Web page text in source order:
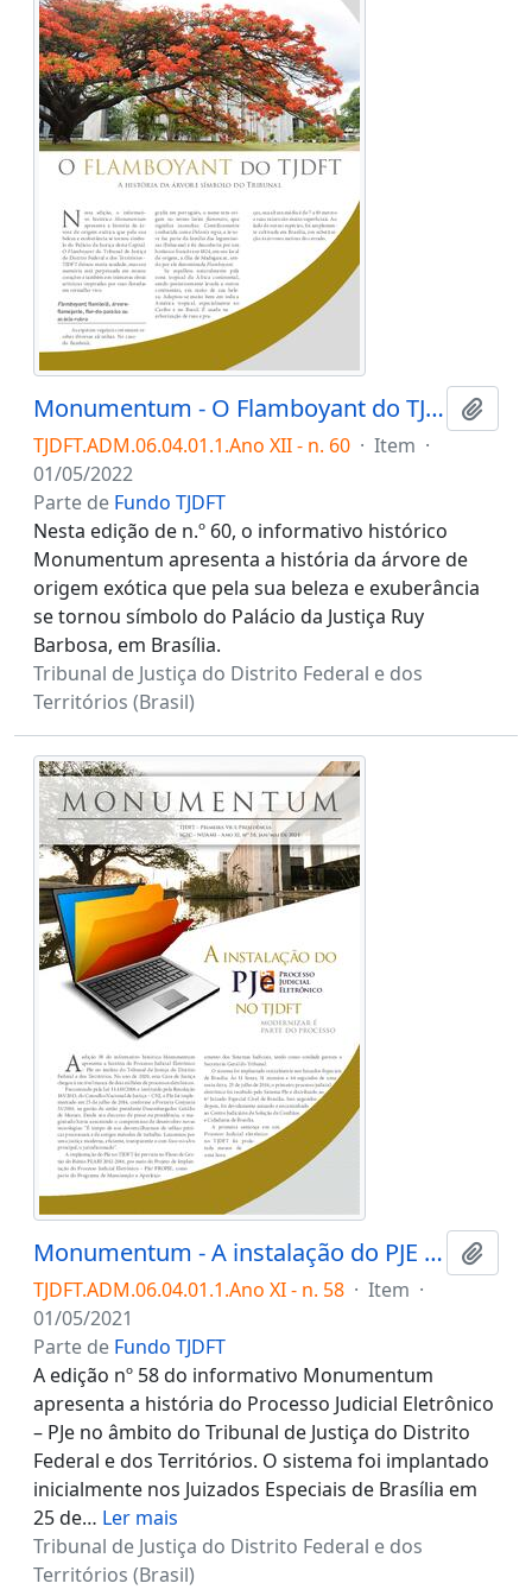
Monumentum - O Flamboyant do TJDFT: a história da árvore símbolo do Tribunal
TJDFT.ADM.06.04.01.1.Ano XII - n. 60 · Item ·
01/05/2022
Parte de Fundo TJDFT
Nesta edição de n.º 60, o informativo histórico
Monumentum apresenta a história da árvore de
origem exótica que pela sua beleza e exuberância
se tornou símbolo do Palácio da Justiça Ruy
Barbosa, em Brasília.
Tribunal de Justiça do Distrito Federal e dos
Territórios (Brasil)
Monumentum - A instalação do PJE (Processo Judicial Eletrônico) no TJDFT: modernizar é parte do processo.
TJDFT.ADM.06.04.01.1.Ano XI - n. 58 · Item ·
01/05/2021
Parte de Fundo TJDFT
A edição nº 58 do informativo Monumentum
apresenta a história do Processo Judicial Eletrônico
– PJe no âmbito do Tribunal de Justiça do Distrito
Federal e dos Territórios. O sistema foi implantado
inicialmente nos Juizados Especiais de Brasília em
25 de… Ler mais
Tribunal de Justiça do Distrito Federal e dos
Territórios (Brasil)